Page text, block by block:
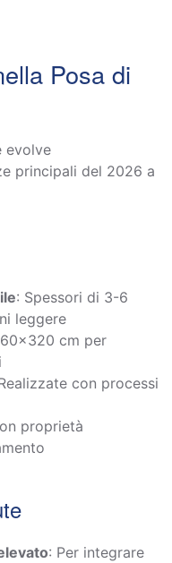
Posa di
evolve
principali del 2026 a
: Spessori di 3-6
leggere
cm per
con processi
proprietà
: Per integrare